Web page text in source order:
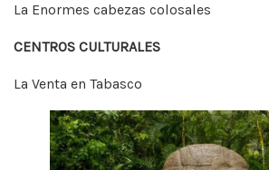
La Enormes cabezas colosales
CENTROS CULTURALES
La Venta en Tabasco